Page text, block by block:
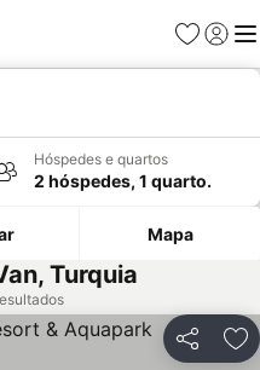
Favoritos
Iniciar
Hóspedes e quartos
2 hóspedes, 1 quarto.
Mapa
Turquia
Partilhar